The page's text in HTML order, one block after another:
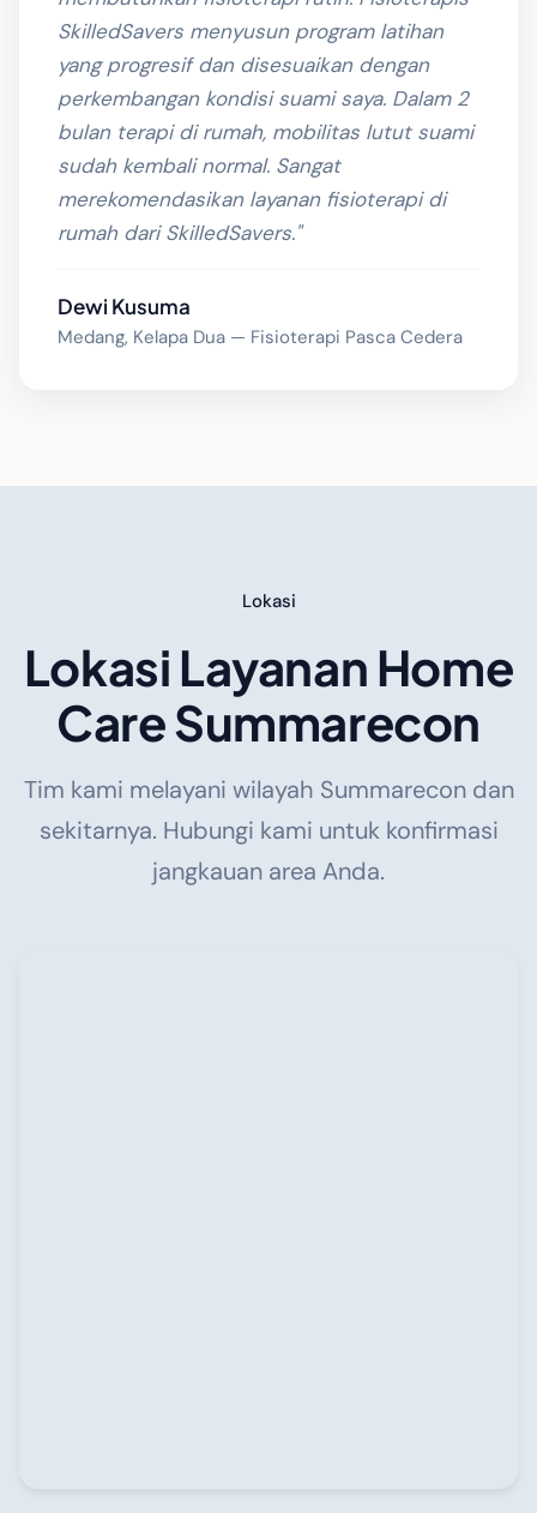
SkilledSavers menyusun program latihan
yang progresif dan disesuaikan dengan
perkembangan kondisi suami saya. Dalam 2
bulan terapi di rumah, mobilitas lutut suami
sudah kembali normal. Sangat
merekomendasikan layanan fisioterapi di
rumah dari SkilledSavers."
Dewi Kusuma
Medang, Kelapa Dua — Fisioterapi Pasca Cedera
Lokasi
Lokasi Layanan Home
Care Summarecon
Tim kami melayani wilayah Summarecon dan
sekitarnya. Hubungi kami untuk konfirmasi
jangkauan area Anda.